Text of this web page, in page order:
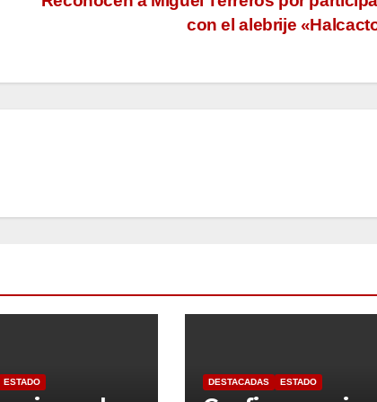
con el alebrije
ESTADO DESTACADAS ESTADO